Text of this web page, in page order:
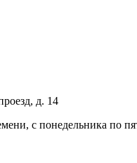
д. 14
с понедельника по